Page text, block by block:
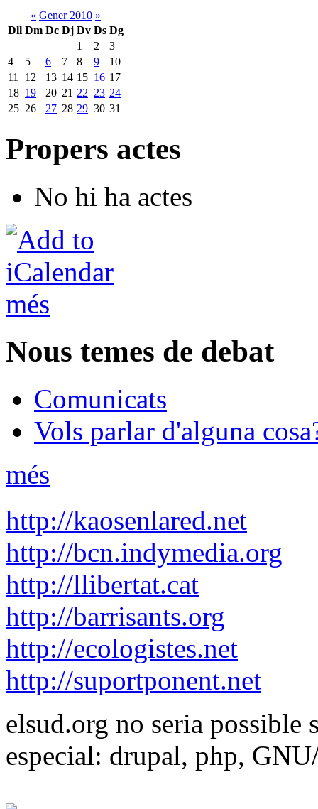
« Gener 2010 »
Dll Dm Dc Dj Dv Ds Dg
1
2
3
4
5 6 7 8 9
10
11
12 13 14 15 16 17
18 19 20 21 22 23 24
25 26 27 28 29 30 31
Propers actes
No hi ha actes
més
Nous temes de debat
Comunicats
Vols parlar d'alguna
més
http://kaosenlared.net
http://bcn.indymedia.org
http://llibertat.cat
http://barrisants.org
http://ecologistes.net
http://suportponent.net
elsud.org no seria possible
especial: drupal, php,